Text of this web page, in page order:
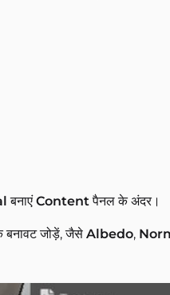
बनाएंContent पैनल के अंदर।
जोड़ें, जैसे Albedo,